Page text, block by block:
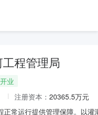
程管理局
开业
注册资本： 20365.5万元
正常运行提供管理保障。以